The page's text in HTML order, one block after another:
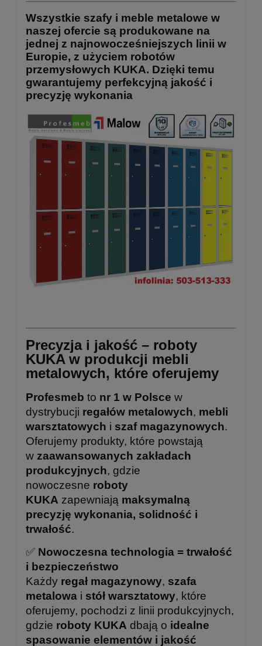
Wszystkie szafy i meble metalowe w
naszej ofercie są produkowane na
jednej z najnowocześniejszych linii w
Europie, z użyciem robotów
przemysłowych KUKA. Dzięki temu
gwarantujemy perfekcyjną jakość i
precyzję wykonania
Precyzja i jakość – roboty
KUKA w produkcji mebli
metalowych, które oferujemy
Profesmeb to nr 1 w Polsce w
dystrybucji regałów metalowych, mebli
warsztatowych i szaf magazynowych.
Oferujemy produkty, które powstają
w zaawansowanych zakładach
produkcyjnych, gdzie
nowoczesne roboty
KUKA zapewniają maksymalną
precyzję wykonania, solidność i
trwałość.
✅ Nowoczesna technologia = trwałość
i bezpieczeństwo
Każdy regał magazynowy, szafa
metalowa i stół warsztatowy, które
oferujemy, pochodzi z linii produkcyjnych,
gdzie roboty KUKA dbają o idealne
spasowanie elementów i jakość